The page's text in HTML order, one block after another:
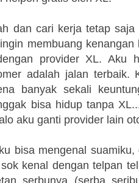
dan cari kerja tetap
membuang
provider XL. Aku
adalah jalan
banyak sekali
bisa hidup tanpa
aku ganti provider lain
bisa mengenal
kenal dengan telpan
serbunya (serba